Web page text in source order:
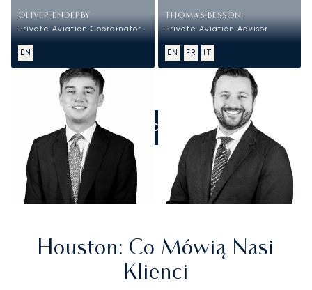
OLIVER ENDERBY
Private Aviation Coordinator
EN
THOMAS BESSON
Private Aviation Advisor
EN FR IT
ZADZWOŃCIE DO NAS
Houston: Co Mówią Nasi
Klienci